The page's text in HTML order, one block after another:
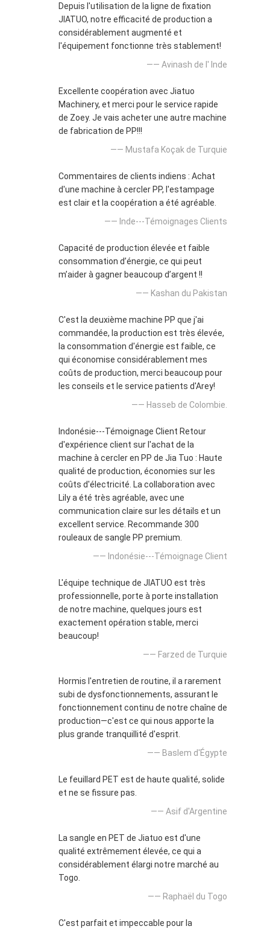
Depuis l'utilisation de la ligne de fixation
JIATUO, notre efficacité de production a
considérablement augmenté et
l'équipement fonctionne très stablement!
—— Avinash de l' Inde
Excellente coopération avec Jiatuo
Machinery, et merci pour le service rapide
de Zoey. Je vais acheter une autre machine
de fabrication de PP!!!
—— Mustafa Koçak de Turquie
Commentaires de clients indiens : Achat
d'une machine à cercler PP, l'estampage
est clair et la coopération a été agréable.
—— Inde---Témoignages Clients
Capacité de production élevée et faible
consommation d’énergie, ce qui peut
m’aider à gagner beaucoup d’argent !!
—— Kashan du Pakistan
C'est la deuxième machine PP que j'ai
commandée, la production est très élevée,
la consommation d'énergie est faible, ce
qui économise considérablement mes
coûts de production, merci beaucoup pour
les conseils et le service patients d'Arey!
—— Hasseb de Colombie.
Indonésie---Témoignage Client Retour
d'expérience client sur l'achat de la
machine à cercler en PP de Jia Tuo : Haute
qualité de production, économies sur les
coûts d'électricité. La collaboration avec
Lily a été très agréable, avec une
communication claire sur les détails et un
excellent service. Recommande 300
rouleaux de sangle PP premium.
—— Indonésie---Témoignage Client
L'équipe technique de JIATUO est très
professionnelle, porte à porte installation
de notre machine, quelques jours est
exactement opération stable, merci
beaucoup!
—— Farzed de Turquie
Hormis l'entretien de routine, il a rarement
subi de dysfonctionnements, assurant le
fonctionnement continu de notre chaîne de
production—c'est ce qui nous apporte la
plus grande tranquillité d'esprit.
—— Baslem d'Égypte
Le feuillard PET est de haute qualité, solide
et ne se fissure pas.
—— Asif d'Argentine
La sangle en PET de Jiatuo est d'une
qualité extrêmement élevée, ce qui a
considérablement élargi notre marché au
Togo.
—— Raphaël du Togo
C'est parfait et impeccable pour la